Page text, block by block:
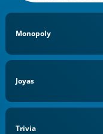
Monopoly
Joyas
Trivia